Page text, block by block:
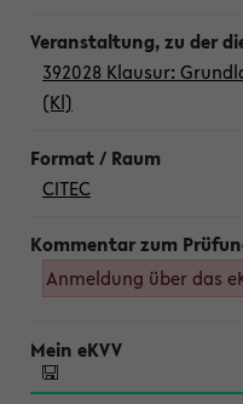
392028 Klausur:
(Kl)
CITEC
Anmeldung über das